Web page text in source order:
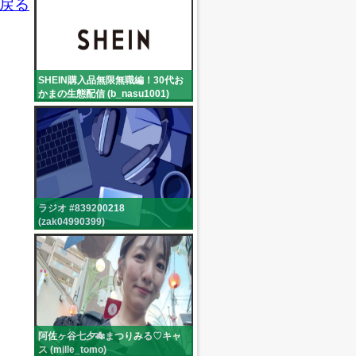
る
SHEIN購入品無限無職編！30代お
かまの生態配信 (b_nasu1001)
ラジオ #839200218
(zak04990399)
阿佐ヶ谷七夕🎋まつりみる♡キャ
ス (mille_tomo)